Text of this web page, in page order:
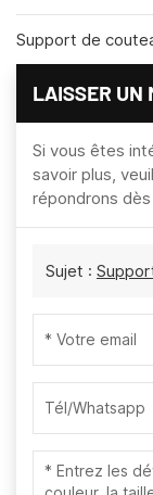
Support de
LAISSER UN
Si vous êtes
savoir plus,
répondrons
Sujet :